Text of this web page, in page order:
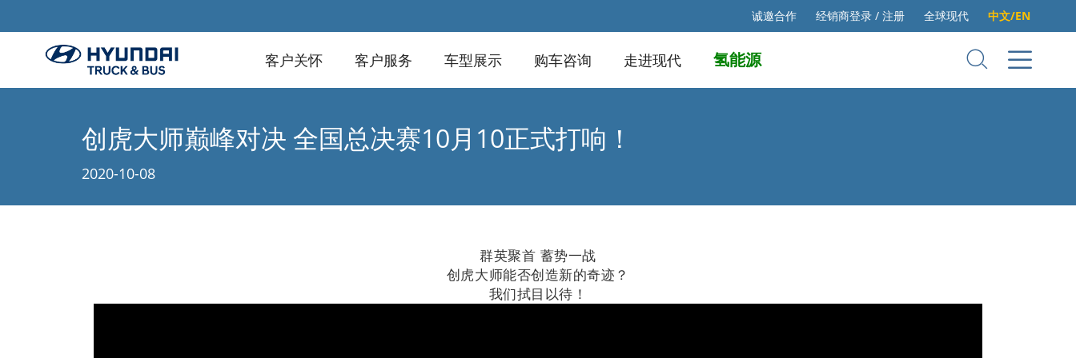
诚邀合作 经销商登录 / 注册 全球现代 中文/EN
客户关怀 客户服务 车型展示 购车咨询 走进现代 氢能源
创虎大师巅峰对决 全国总决赛10月10正式打响！
2020-10-08
群英聚首 蓄势一战
创虎大师能否创造新的奇迹？
我们拭目以待！